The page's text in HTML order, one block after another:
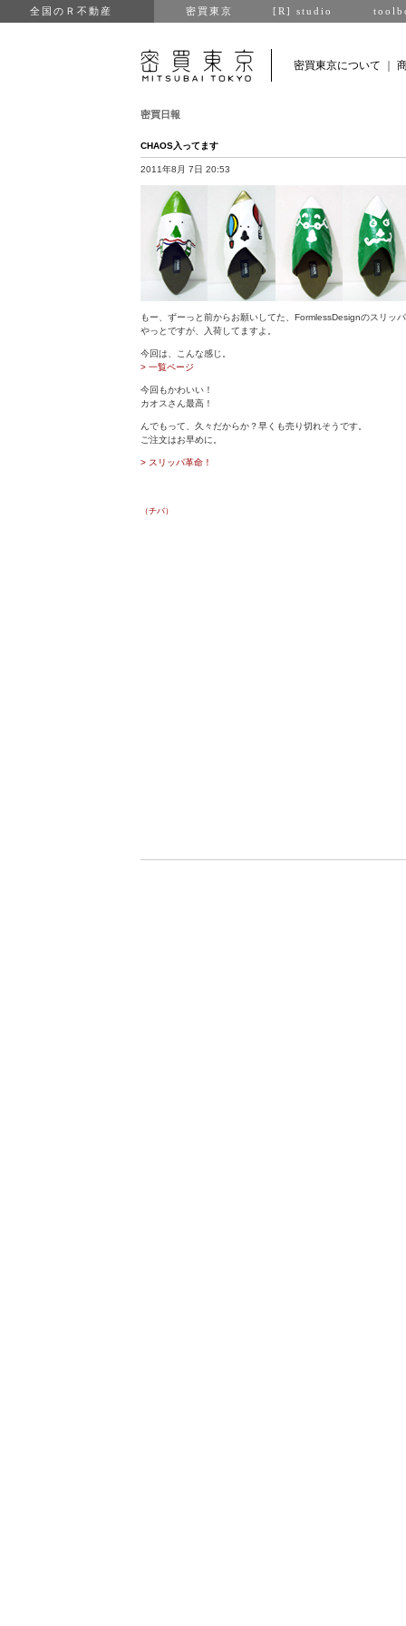
全国のＲ不動産 密買東京 [R] studio
密買東京について
密買日報
CHAOS入ってます
2011年8月 7日 20:53
もー、ずーっと前からお願いしてた、FormlessDesignのスリッ
やっとですが、入荷してますよ。
今回は、こんな感じ。
> 一覧ページ
今回もかわいい！
カオスさん最高！
んでもって、久々だからか？早くも売り切れそうです。
ご注文はお早めに。
> スリッパ革命！
（チバ）